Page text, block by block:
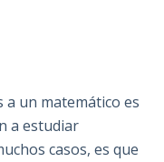
un matemático es
a estudiar
casos, es que